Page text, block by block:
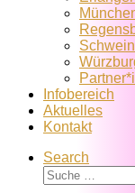
Infobereich
Aktuelles
Kontakt
Search
Suche